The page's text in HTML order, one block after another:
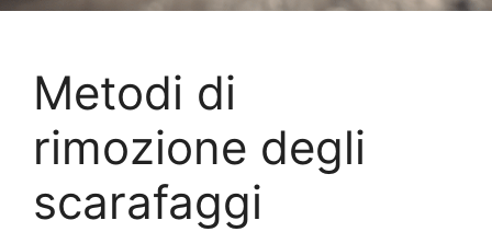
Metodi di
rimozione degli
scarafaggi